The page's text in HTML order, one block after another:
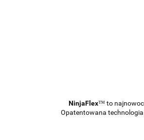
NinjaFlex™ to
Opatentowana